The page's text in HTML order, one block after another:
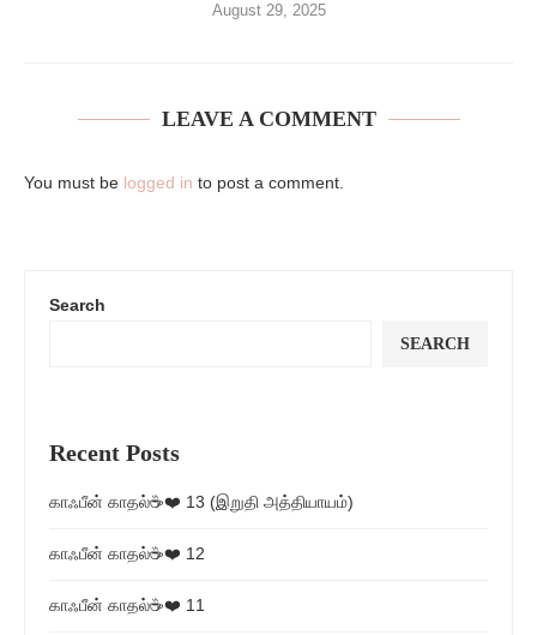
August 29, 2025
LEAVE A COMMENT
You must be logged in to post a comment.
Search
SEARCH
Recent Posts
காஃபீன் காதல்☕❤️ 13 (இறுதி அத்தியாயம்)
காஃபீன் காதல்☕❤️ 12
காஃபீன் காதல்☕❤️ 11